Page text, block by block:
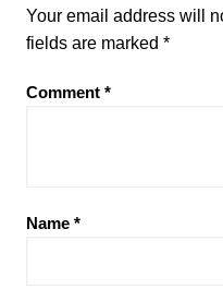
Your email address will
fields are marked *
Comment *
Name *